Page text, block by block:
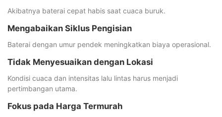
Akibatnya baterai cepat habis saat cuaca buruk.
Mengabaikan Siklus Pengisian
Baterai dengan umur pendek meningkatkan biaya operasional.
Tidak Menyesuaikan dengan Lokasi
Kondisi cuaca dan intensitas lalu lintas harus menjadi
pertimbangan utama.
Fokus pada Harga Termurah